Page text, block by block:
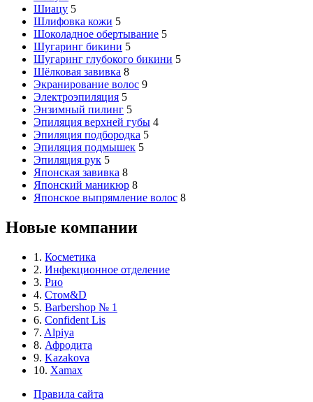
Шиацу 5
Шлифовка кожи 5
Шоколадное обертывание 5
Шугаринг бикини 5
Шугаринг глубокого бикини 5
Шёлковая завивка 8
Экранирование волос 9
Электроэпиляция 5
Энзимный пилинг 5
Эпиляция верхней губы 4
Эпиляция подбородка 5
Эпиляция подмышек 5
Эпиляция рук 5
Японская завивка 8
Японский маникюр 8
Японское выпрямление волос 8
Новые компании
1. Косметика
2. Инфекционное отделение
3. Рио
4. Стом&D
5. Barbershop № 1
6. Confident Lis
7. Alpiya
8. Афродита
9. Kazakova
10. Xamax
Правила сайта